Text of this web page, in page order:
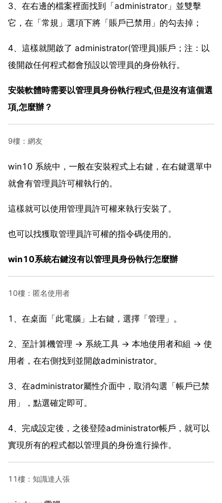
3、在右邊的檔案裡面找到「administrator」並雙擊
它，在「常規」選項下將「賬戶已禁用」的勾去掉；
4、這樣就開啟了 administrator(管理員)賬戶；注：以
後開啟任何程式都會預設以管理員的身份執行。
安裝軟體時需要以管理員身份執行程式,但是沒有這個選
項,怎麼辦？
9樓：網友
win10 系統中，一般在安裝程式上右鍵，在右鍵選單中
就會有管理員許可權執行的。
這樣就可以使用管理員許可權來執行安裝了。
也可以找獲取管理員許可權的指令碼使用的。
win10系統右鍵沒有以管理員身份執行怎麼辦
10樓：匿名使用者
1、在桌面「此電腦」上右鍵，選擇「管理」。
2、至計算機管理 → 系統工具 → 本地使用者和組 → 使
用者，在右側找到並開啟administrator。
3、在administrator屬性介面中，取消勾選「帳戶已禁
用」，點選確定即可。
4、完成設定後，之後登陸administrator帳戶，就可以
實現所有的程式都以管理員的身份進行操作。
11樓：知識達人張